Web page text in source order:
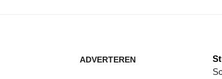
ADVERTEREN